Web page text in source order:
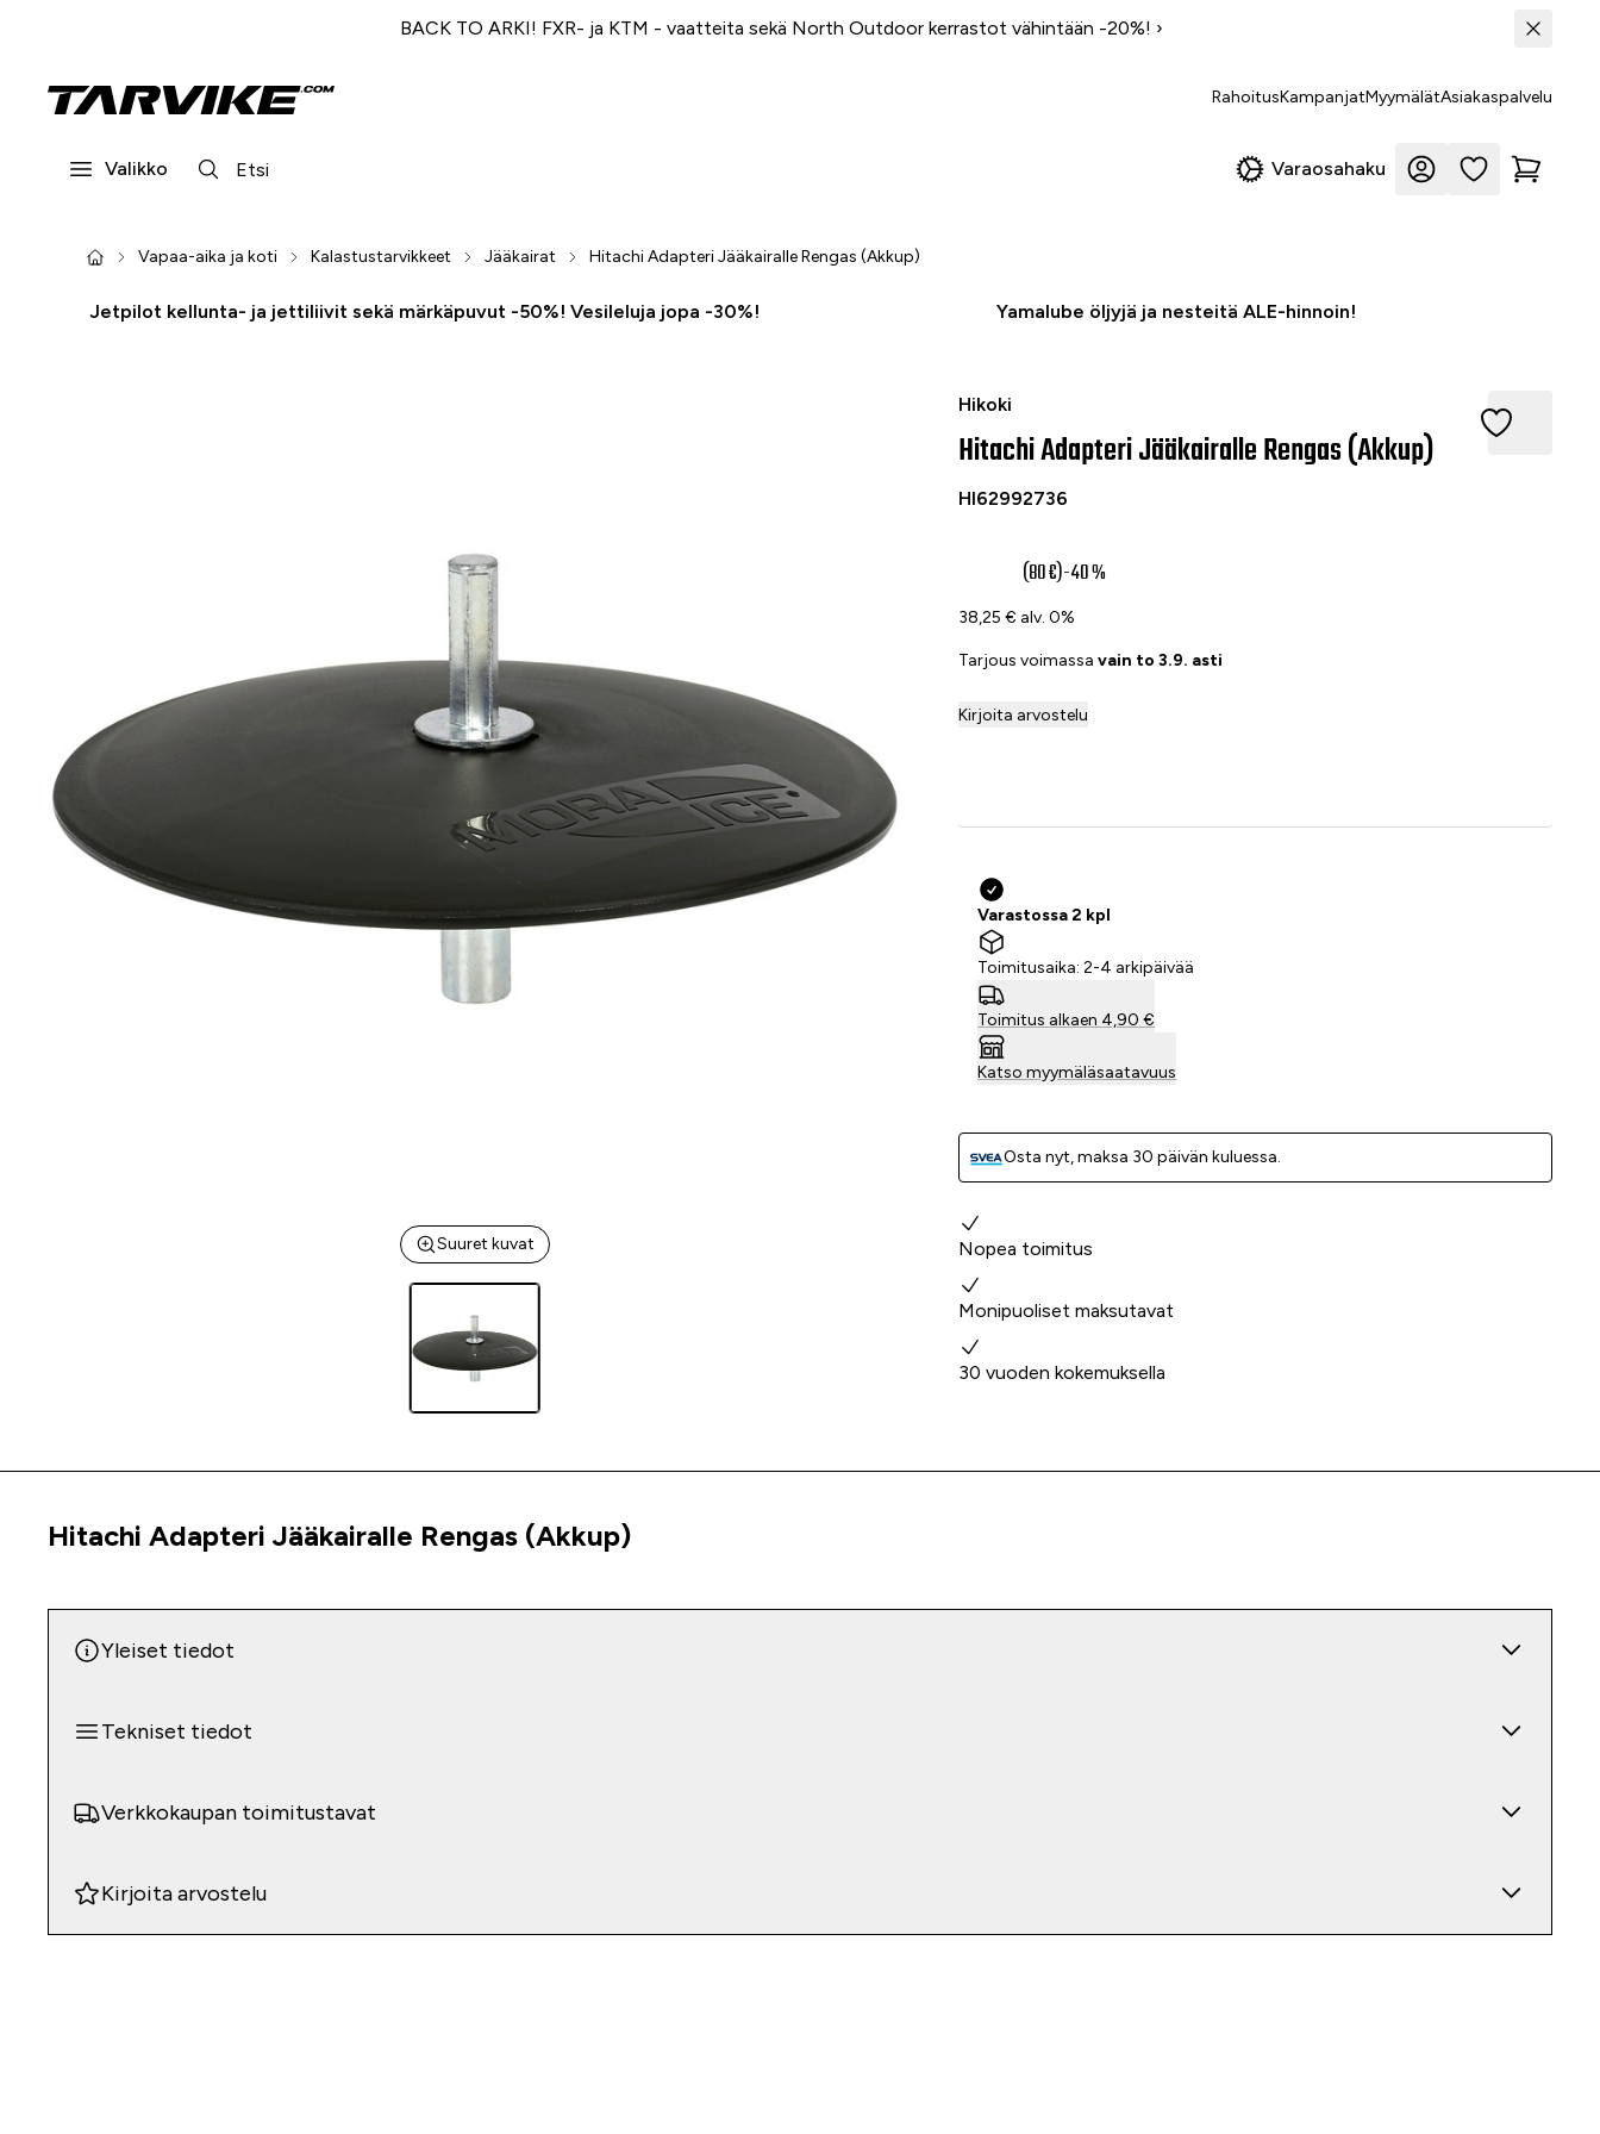
BACK TO ARKI! FXR- ja KTM - vaatteita sekä North Outdoor kerrastot vähintään -20%! ›
RahoitusKampanjatMyymälätAsiakaspalvelu
Valikko Varaosahaku
Vapaa-aika ja koti Kalastustarvikkeet Jääkairat Hitachi Adapteri Jääkairalle Rengas (Akkup)
Jetpilot kellunta- ja jettiliivit sekä märkäpuvut -50%! Vesileluja jopa -30%! Yamalube öljyjä ja nesteitä ALE-hinnoin!
Suuret kuvat
Hikoki
Hitachi Adapteri Jääkairalle Rengas (Akkup)
Hitachi Adapteri Jääkairalle Rengas (Akkup)
HI62992736
(80 €)-40 %
38,25 € alv. 0%
Tarjous voimassavain to 3.9. asti
Kirjoita arvostelu
Varastossa 2 kpl
Toimitusaika: 2-4 arkipäivää
Toimitus alkaen 4,90 €
Katso myymäläsaatavuus
Osta nyt, ­maksa 30 päivän kuluessa.
Miksi valita meidät?
Nopea toimitus
Monipuoliset maksutavat
30 vuoden kokemuksella
Tuoteinfo
Hitachi Adapteri Jääkairalle Rengas (Akkup)
Yleiset tiedot
Tekniset tiedot
Verkkokaupan toimitustavat
Kirjoita arvostelu